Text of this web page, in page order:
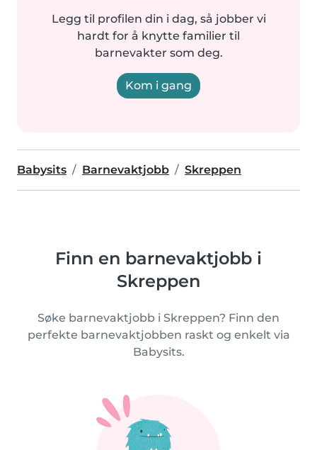
Legg til profilen din i dag, så jobber vi
hardt for å knytte familier til
barnevakter som deg.
Kom i gang
Babysits Barnevaktjobb Skreppen
Finn en barnevaktjobb i
Skreppen
Søke barnevaktjobb i Skreppen? Finn den
perfekte barnevaktjobben raskt og enkelt via
Babysits.